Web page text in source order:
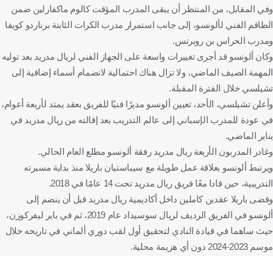
وفي المقابل، من المنتظر أن يبقى المدرب المؤقت كالوم ماكفارلين ضمن
الطاقم الفني لألونسو، إلى جانب استمرار مدرب الكرات الثابتة برناردو كويفا
ومدرب الحراس بن روبرتس.
وكان ألونسو قد أجرى تغييرات واسعة على الجهاز الفني لريال مدريد بعد توليه
المهمة الصيف الماضي، ولا تزال هناك احتمالية لانضمام أسماء إضافية إلى
تشيلسي خلال الفترة المقبلة.
وأعلن تشيلسي، الأحد، تعيين ألونسو مديرًا فنيًا للفريق بعقد يمتد لأربعة أعوام،
في عودة للمدرب الإسباني إلى عالم التدريب بعد إقالته من ريال مدريد في
يناير الماضي.
وغادر المدربون الأربعة ريال مدريد رفقة ألونسو مطلع العام الحالي.
ويرتبط ألونسو بعلاقة عمل طويلة مع سيباستيان باريلا منذ بداية مسيرته
التدريبية، حين قادا معًا فريق ريال مدريد تحت 14 عامًا في 2018.
وقضى باريلا عقدين كاملين داخل أكاديمية ريال مدريد قبل أن ينضم إلى
ألونسو في الفريق الرديف لريال سوسيداد عام 2019، ثم في باير ليفركوزن،
حيث ساهما في قيادة النادي لتحقيق أول لقب دوري ألماني في تاريخه خلال
موسم 2023-2024 دون أي هزيمة محلية.